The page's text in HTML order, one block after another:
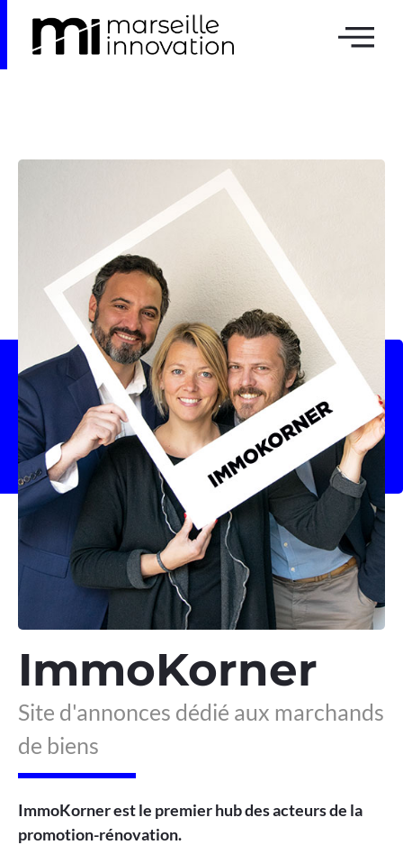
ImmoKorner
Site d'annonces dédié aux marchands
de biens
ImmoKorner est le premier hub des acteurs de la
promotion-rénovation.